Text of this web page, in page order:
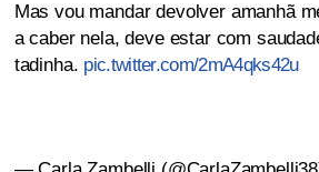
Mas vou mandar devolver amanhã
a caber nela, deve estar com
tadinha. pic.twitter.com/2mA4qks42u